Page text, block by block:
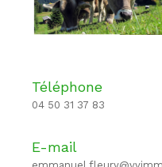
Téléphone
04 50 31 37 83
E-mail